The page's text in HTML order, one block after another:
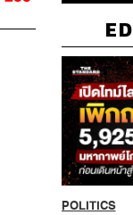
POLITICS